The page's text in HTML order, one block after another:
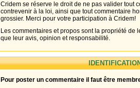
Cridem se réserve le droit de ne pas valider tout
contrevenir à la loi, ainsi que tout commentaire
grossier. Merci pour votre participation à Cridem!
Les commentaires et propos sont la propriété de
que leur avis, opinion et responsabilité.
Pour poster un commentaire il faut être